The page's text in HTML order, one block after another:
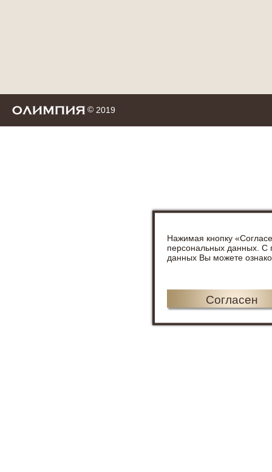
Нажимая кнопку
персональных данных. С
данных Вы можете
Согласен
© 2019